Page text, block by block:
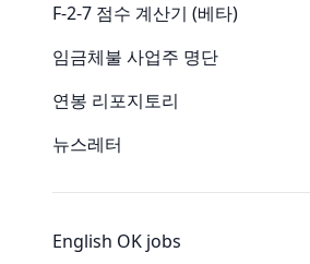
F-2-7 점수 계산기 (베타)
임금체불 사업주 명단
연봉 리포지토리
뉴스레터
English OK jobs